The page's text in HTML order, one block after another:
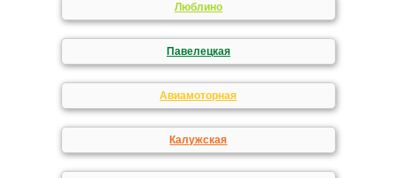
Люблино
Павелецкая
Авиамоторная
Калужская